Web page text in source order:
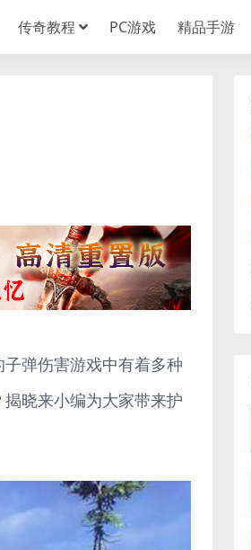
传奇教程 PC游戏 精品手游
弹伤害游戏中有着多种
晓来小编为大家带来护